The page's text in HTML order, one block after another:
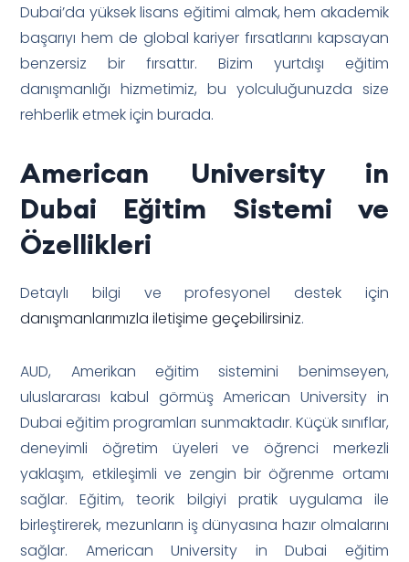
Dubai’da yüksek lisans eğitimi almak, hem akademik
başarıyı hem de global kariyer fırsatlarını kapsayan
benzersiz bir fırsattır. Bizim yurtdışı eğitim
danışmanlığı hizmetimiz, bu yolculuğunuzda size
rehberlik etmek için burada.
American University in
Dubai Eğitim Sistemi ve
Özellikleri
Detaylı bilgi ve profesyonel destek için
danışmanlarımızla iletişime geçebilirsiniz.
AUD, Amerikan eğitim sistemini benimseyen,
uluslararası kabul görmüş American University in
Dubai eğitim programları sunmaktadır. Küçük sınıflar,
deneyimli öğretim üyeleri ve öğrenci merkezli
yaklaşım, etkileşimli ve zengin bir öğrenme ortamı
sağlar. Eğitim, teorik bilgiyi pratik uygulama ile
birleştirerek, mezunların iş dünyasına hazır olmalarını
sağlar. American University in Dubai eğitim